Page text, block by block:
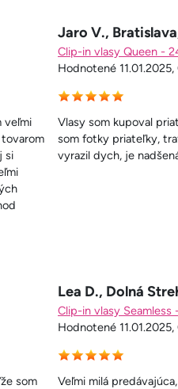
veľmi
si
Jaro V.,
Clip-in vlasy Queen -
Hodnotené
Vlasy som kupoval
som fotky priateľky,
vyrazil dych, je
som
Lea D., Dolná
Clip-in vlasy Seamless
Hodnotené
Veľmi milá